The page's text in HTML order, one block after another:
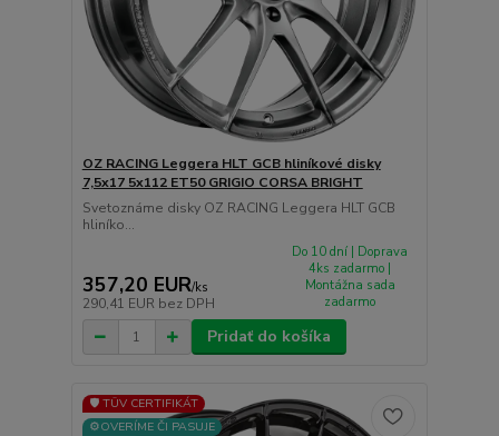
OZ RACING Leggera HLT GCB hliníkové disky
7,5x17 5x112 ET50 GRIGIO CORSA BRIGHT
Svetoznáme disky OZ RACING Leggera HLT GCB
hliníko...
357,20 EUR/ks
290,41 EUR bez DPH
Do 10 dní | Doprava
4ks zadarmo |
Montážna sada
zadarmo
Pridať do košíka
🛡️ TÜV CERTIFIKÁT
⚙️OVERÍME ČI PASUJE